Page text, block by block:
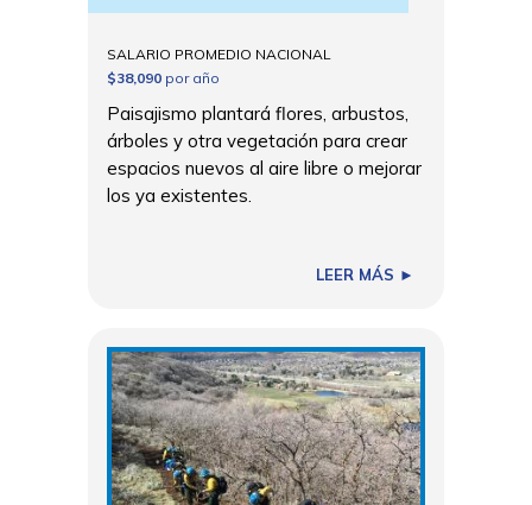
SALARIO PROMEDIO NACIONAL
$38,090 por año
Paisajismo plantará flores, arbustos,
árboles y otra vegetación para crear
espacios nuevos al aire libre o mejorar
los ya existentes.
LEER MÁS ►